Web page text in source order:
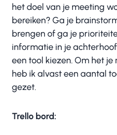
het doel van je meeting
bereiken? Ga je
brengen of ga je
informatie in je
een tool kiezen. Om het
heb ik alvast een aantal
gezet.
Trello bord: